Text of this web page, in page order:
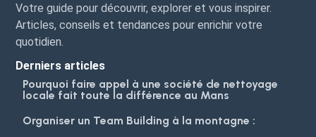
Votre guide pour découvrir, explorer et vous inspirer.
Articles, conseils et tendances pour enrichir votre
quotidien.
Derniers articles
Pourquoi faire appel à une société de nettoyage
locale fait toute la différence au Mans
Organiser un Team Building à la montagne :